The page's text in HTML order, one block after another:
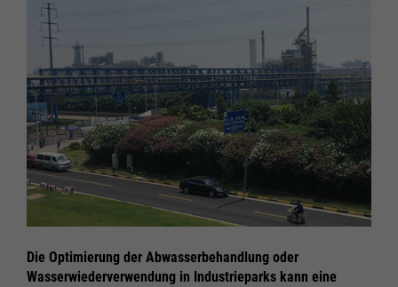
Die Optimierung der Abwasserbehandlung oder
Wasserwiederverwendung in Industrieparks kann eine